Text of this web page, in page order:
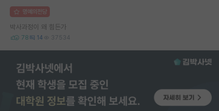
명예의전당
박사과정이 왜 힘든가
78 14 37534